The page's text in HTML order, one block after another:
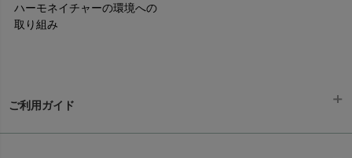
ハーモネイチャーの環境への
取り組み
ご利用ガイド